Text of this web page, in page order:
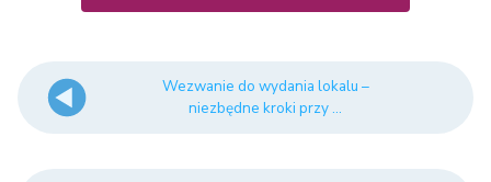
Wezwanie do wydania lokalu –
niezbędne kroki przy ...